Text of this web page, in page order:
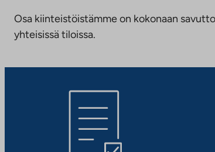
Osa kiinteistöistämme on kokonaan
yhteisissä tiloissa.